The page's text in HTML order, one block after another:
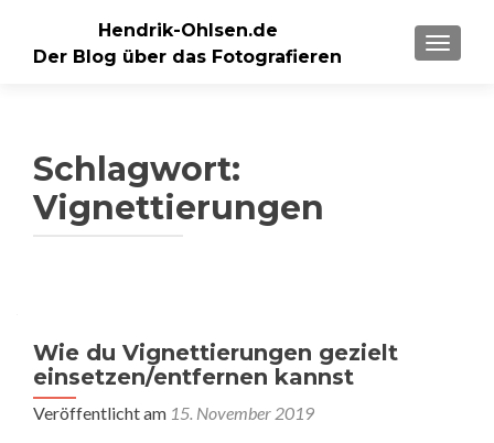
Hendrik-Ohlsen.de
Der Blog über das Fotografieren
Schlagwort:
Vignettierungen
Wie du Vignettierungen gezielt
einsetzen/entfernen kannst
Veröffentlicht am 15. November 2019